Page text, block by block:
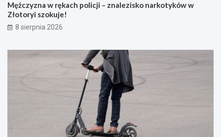
Mężczyzna w rękach policji – znalezisko narkotyków w
Złotoryi szokuje!
8 sierpnia 2026